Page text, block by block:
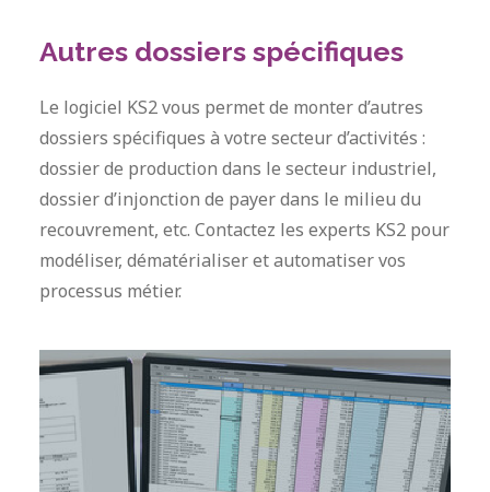
Autres dossiers spécifiques
Le logiciel KS2 vous permet de monter d’autres
dossiers spécifiques à votre secteur d’activités :
dossier de production dans le secteur industriel,
dossier d’injonction de payer dans le milieu du
recouvrement, etc. Contactez les experts KS2 pour
modéliser, dématérialiser et automatiser vos
processus métier.